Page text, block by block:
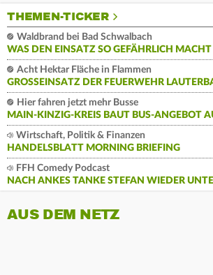
THEMEN-TICKER
Waldbrand bei Bad Schwalbach
WAS DEN EINSATZ SO GEFÄHRLICH MACHT
Acht Hektar Fläche in Flammen
GROSSEINSATZ DER FEUERWEHR
Hier fahren jetzt mehr Busse
MAIN-KINZIG-KREIS BAUT BUS-ANGEBOT
Wirtschaft, Politik & Finanzen
HANDELSBLATT MORNING BRIEFING
FFH Comedy Podcast
NACH ANKES TANKE STEFAN WIEDER
AUS DEM NETZ